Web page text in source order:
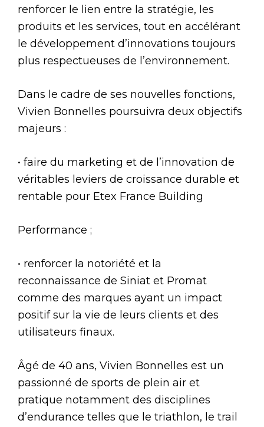
renforcer le lien entre la stratégie, les
produits et les services, tout en accélérant
le développement d’innovations toujours
plus respectueuses de l’environnement.
Dans le cadre de ses nouvelles fonctions,
Vivien Bonnelles poursuivra deux objectifs
majeurs :
• faire du marketing et de l’innovation de
véritables leviers de croissance durable et
rentable pour Etex France Building
Performance ;
• renforcer la notoriété et la
reconnaissance de Siniat et Promat
comme des marques ayant un impact
positif sur la vie de leurs clients et des
utilisateurs finaux.
Âgé de 40 ans, Vivien Bonnelles est un
passionné de sports de plein air et
pratique notamment des disciplines
d’endurance telles que le triathlon, le trail